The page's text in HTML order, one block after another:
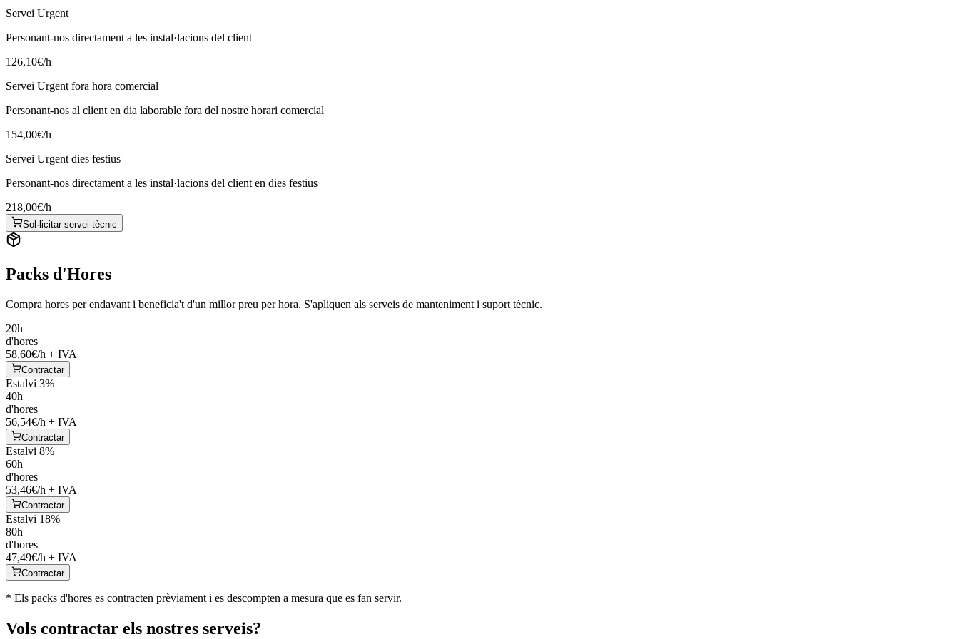
Servei Urgent
Personant-nos directament a les instal·lacions del client
126,10€/h
Servei Urgent fora hora comercial
Personant-nos al client en dia laborable fora del nostre horari comercial
154,00€/h
Servei Urgent dies festius
Personant-nos directament a les instal·lacions del client en dies festius
218,00€/h
Sol·licitar servei tècnic
Packs d'Hores
Compra hores per endavant i beneficia't d'un millor preu per hora. S'apliquen als serveis de manteniment i suport tècnic.
20h
d'hores
58,60€/h + IVA
Contractar
Estalvi 3%
40h
d'hores
56,54€/h + IVA
Contractar
Estalvi 8%
60h
d'hores
53,46€/h + IVA
Contractar
Estalvi 18%
80h
d'hores
47,49€/h + IVA
Contractar
* Els packs d'hores es contracten prèviament i es descompten a mesura que es fan servir.
Vols contractar els nostres serveis?